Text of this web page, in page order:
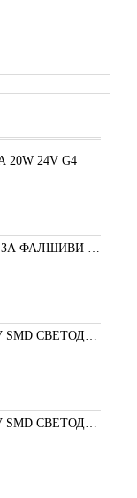
24V G4
МАРКЕР ДЕТЕКТОР ЗА ФАЛШИВИ БАНКНОТИ
LED ПОДСВЕТКА TV SMD СВЕТОДИОД 2835 2W 3V МАЛКА+
LED ПОДСВЕТКА TV SMD СВЕТОДИОД 2W 3535 6V LG